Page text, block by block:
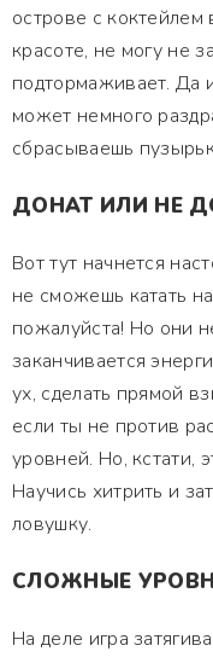
острове с коктейлем
красоте, не могу не
подтормаживает. Да
может немного
сбрасываешь
ДОНАТ ИЛИ НЕ
Вот тут начнется
не сможешь катать
пожалуйста! Но они
заканчивается
ух, сделать прямой
если ты не против
уровней. Но, кстати,
Научись хитрить и
ловушку.
СЛОЖНЫЕ
На деле игра